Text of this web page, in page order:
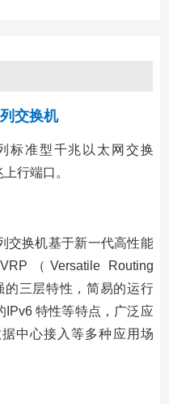
交换机
标准型千兆以太网交换
行端口。
交换机基于新一代高性能
（Versatile Routing
的三层特性，简易的运行
IPv6 特性等特点，广泛应
中心接入等多种应用场